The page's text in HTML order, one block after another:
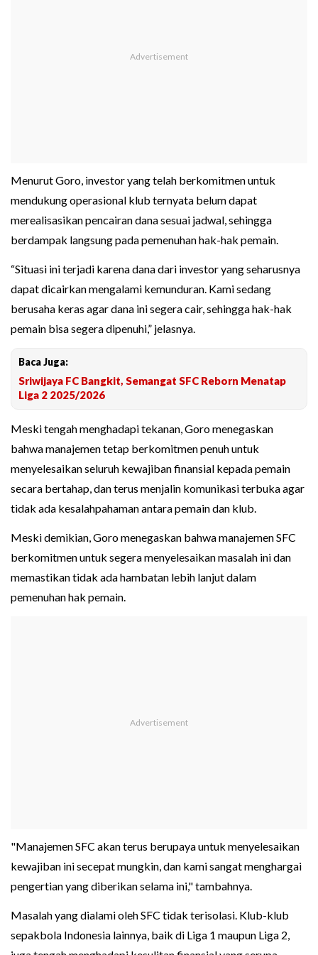
Menurut Goro, investor yang telah berkomitmen untuk
mendukung operasional klub ternyata belum dapat
merealisasikan pencairan dana sesuai jadwal, sehingga
berdampak langsung pada pemenuhan hak-hak pemain.
“Situasi ini terjadi karena dana dari investor yang seharusnya
dapat dicairkan mengalami kemunduran. Kami sedang
berusaha keras agar dana ini segera cair, sehingga hak-hak
pemain bisa segera dipenuhi,” jelasnya.
Baca Juga:
Sriwijaya FC Bangkit, Semangat SFC Reborn Menatap
Liga 2 2025/2026
Meski tengah menghadapi tekanan, Goro menegaskan
bahwa manajemen tetap berkomitmen penuh untuk
menyelesaikan seluruh kewajiban finansial kepada pemain
secara bertahap, dan terus menjalin komunikasi terbuka agar
tidak ada kesalahpahaman antara pemain dan klub.
Meski demikian, Goro menegaskan bahwa manajemen SFC
berkomitmen untuk segera menyelesaikan masalah ini dan
memastikan tidak ada hambatan lebih lanjut dalam
pemenuhan hak pemain.
"Manajemen SFC akan terus berupaya untuk menyelesaikan
kewajiban ini secepat mungkin, dan kami sangat menghargai
pengertian yang diberikan selama ini," tambahnya.
Masalah yang dialami oleh SFC tidak terisolasi. Klub-klub
sepakbola Indonesia lainnya, baik di Liga 1 maupun Liga 2,